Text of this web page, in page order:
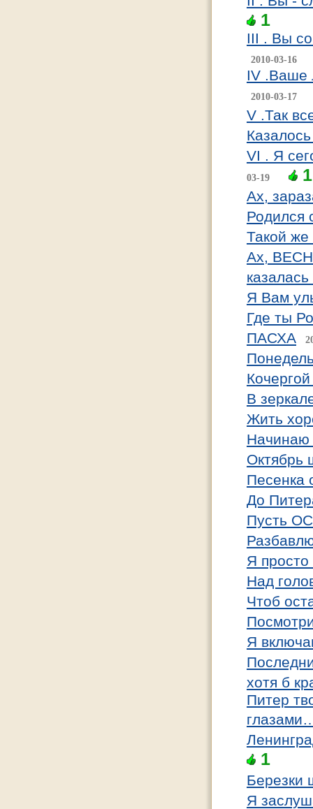
1
III . Вы
2010-03-16
IV .Ваше
2010-03-17
V .Так
VI . Я
03-19 1
Ах,
Такой же
Ах,
Я Вам
Где ты
ПАСХА
В
Жить
Начинаю
Октябрь
Песенка
До
Пусть
Я просто
Над
Чтоб
Я
хотя б
Питер
1
Березки
Я